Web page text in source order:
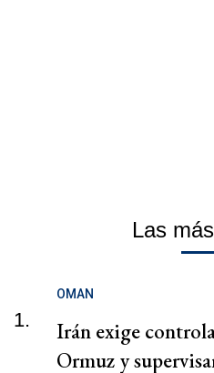
Las
1.
OMAN
Irán exige
Ormuz y